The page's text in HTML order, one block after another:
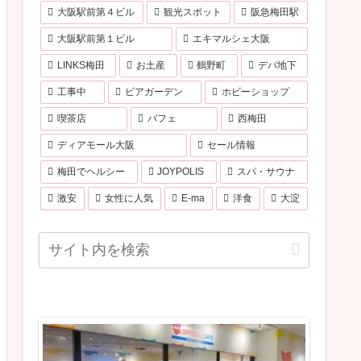
大阪駅前第４ビル 観光スポット 阪急梅田駅
大阪駅前第１ビル エキマルシェ大阪
LINKS梅田 お土産 鶴野町 デパ地下
工事中 ビアガーデン ホビーショップ
喫茶店 パフェ 西梅田
ディアモール大阪 セール情報
梅田でヘルシー JOYPOLIS スパ・サウナ
激安 女性に人気 E-ma 洋食 大淀